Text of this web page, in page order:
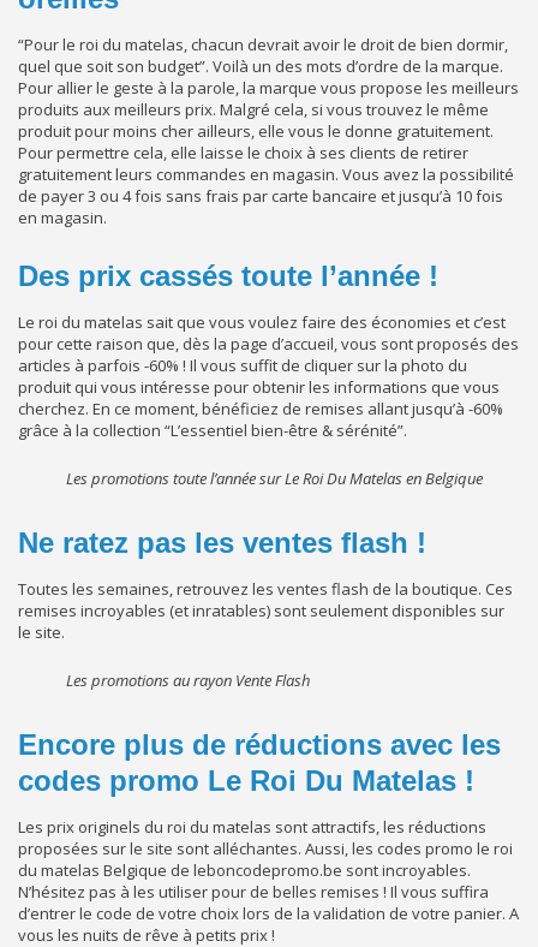
“Pour le roi du matelas, chacun devrait avoir le droit de bien dormir,
quel que soit son budget”. Voilà un des mots d’ordre de la marque.
Pour allier le geste à la parole, la marque vous propose les meilleurs
produits aux meilleurs prix. Malgré cela, si vous trouvez le même
produit pour moins cher ailleurs, elle vous le donne gratuitement.
Pour permettre cela, elle laisse le choix à ses clients de retirer
gratuitement leurs commandes en magasin. Vous avez la possibilité
de payer 3 ou 4 fois sans frais par carte bancaire et jusqu’à 10 fois
en magasin.
Des prix cassés toute l’année !
Le roi du matelas sait que vous voulez faire des économies et c’est
pour cette raison que, dès la page d’accueil, vous sont proposés des
articles à parfois -60% ! Il vous suffit de cliquer sur la photo du
produit qui vous intéresse pour obtenir les informations que vous
cherchez. En ce moment, bénéficiez de remises allant jusqu’à -60%
grâce à la collection “L’essentiel bien-être & sérénité”.
Les promotions toute l’année sur Le Roi Du Matelas en Belgique
Ne ratez pas les ventes flash !
Toutes les semaines, retrouvez les ventes flash de la boutique. Ces
remises incroyables (et inratables) sont seulement disponibles sur
le site.
Les promotions au rayon Vente Flash
Encore plus de réductions avec les
codes promo Le Roi Du Matelas !
Les prix originels du roi du matelas sont attractifs, les réductions
proposées sur le site sont alléchantes. Aussi, les codes promo le roi
du matelas Belgique de leboncodepromo.be sont incroyables.
N’hésitez pas à les utiliser pour de belles remises ! Il vous suffira
d’entrer le code de votre choix lors de la validation de votre panier. A
vous les nuits de rêve à petits prix !